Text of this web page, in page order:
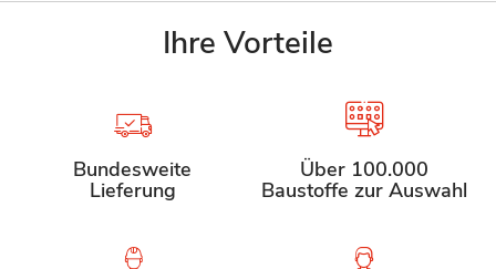
Ihre Vorteile
Bundesweite
Lieferung
Über 100.000
Baustoffe zur Auswahl